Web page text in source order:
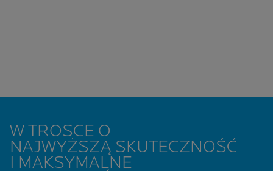
W TROSCE O
NAJWYŻSZĄ SKUTECZNOŚĆ
I MAKSYMALNE